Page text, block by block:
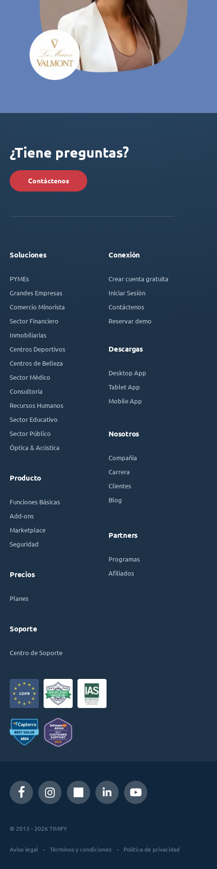
¿Tiene preguntas?
Contáctenos
Soluciones
PYMEs
Grandes Empresas
Comercio Minorista
Sector Financiero
Inmobiliarias
Centros Deportivos
Centros de Belleza
Sector Médico
Consultoría
Recursos Humanos
Sector Educativo
Sector Público
Óptica & Acústica
Producto
Funciones Básicas
Add-ons
Marketplace
Seguridad
Precios
Planes
Soporte
Centro de Soporte
Conexión
Crear cuenta gratuita
Iniciar Sesión
Contáctenos
Reservar demo
Descargas
Desktop App
Tablet App
Mobile App
Nosotros
Compañía
Carrera
Clientes
Blog
Partners
Programas
Afiliados
© 2013 - 2026 TIMIFY
Aviso legal Términos y condiciones Política de privacidad